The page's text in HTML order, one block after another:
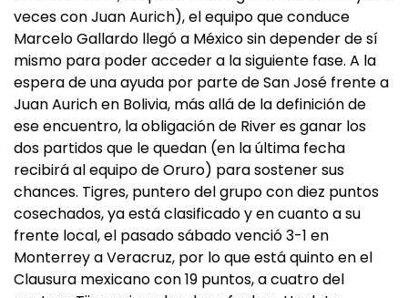
veces con Juan Aurich), el equipo que conduce
Marcelo Gallardo llegó a México sin depender de sí
mismo para poder acceder a la siguiente fase. A la
espera de una ayuda por parte de San José frente a
Juan Aurich en Bolivia, más allá de la definición de
ese encuentro, la obligación de River es ganar los
dos partidos que le quedan (en la última fecha
recibirá al equipo de Oruro) para sostener sus
chances. Tigres, puntero del grupo con diez puntos
cosechados, ya está clasificado y en cuanto a su
frente local, el pasado sábado venció 3-1 en
Monterrey a Veracruz, por lo que está quinto en el
Clausura mexicano con 19 puntos, a cuatro del